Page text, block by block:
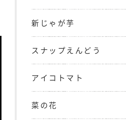
新じゃが芋
スナップえんどう
アイコトマト
菜の花